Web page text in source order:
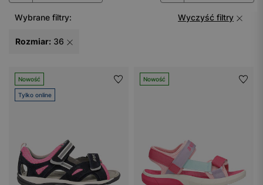
Wybrane filtry: Wyczyść filtry
Rozmiar: 36
Nowość
Tylko online
Nowość